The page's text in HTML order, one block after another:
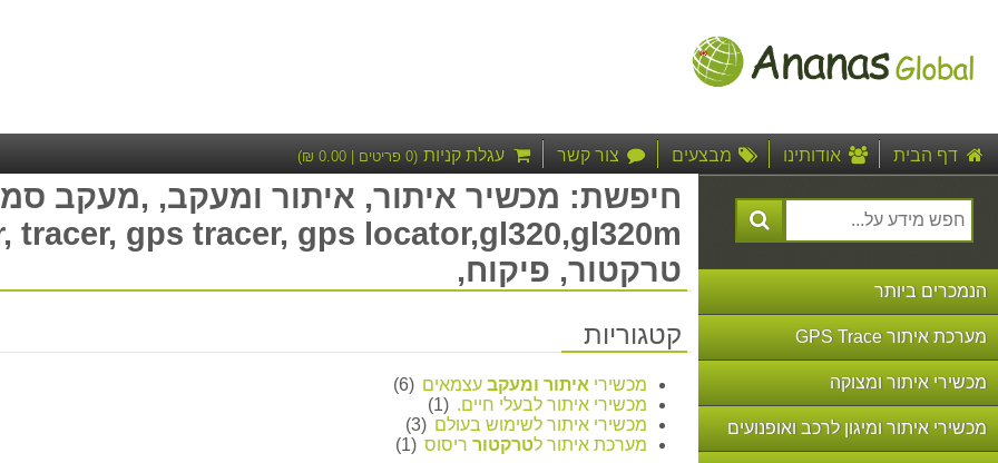
דף הבית אודותינו מבצעים צור קשר עגלת קניות (
0 פריטים |0.00
₪)
הנמכרים ביותר
מערכת איתור GPS Trace
מכשירי איתור ומצוקה
מכשירי איתור ומיגון לרכב ואופנועים
טרקטור, פיקוח,
קטגוריות
מכשירי איתור ומעקבעצמאים (6)
מכשירי איתור לבעלי חיים. (1)
מכשירי איתור לשימוש בעולם (3)
מערכת איתור לטרקטורריסוס (1)